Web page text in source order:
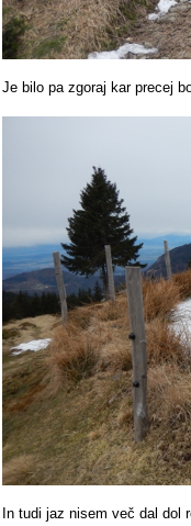
Je bilo pa zgoraj kar precej
In tudi jaz nisem več dal dol